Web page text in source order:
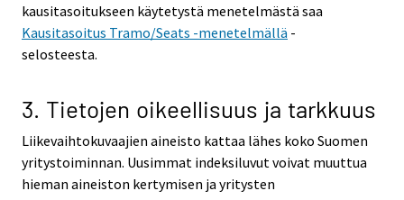
kausitasoitukseen käytetystä menetelmästä saa
Kausitasoitus Tramo/Seats -menetelmällä -
selosteesta.
3. Tietojen oikeellisuus ja tarkkuus
Liikevaihtokuvaajien aineisto kattaa lähes koko Suomen
yritystoiminnan. Uusimmat indeksiluvut voivat muuttua
hieman aineiston kertymisen ja yritysten